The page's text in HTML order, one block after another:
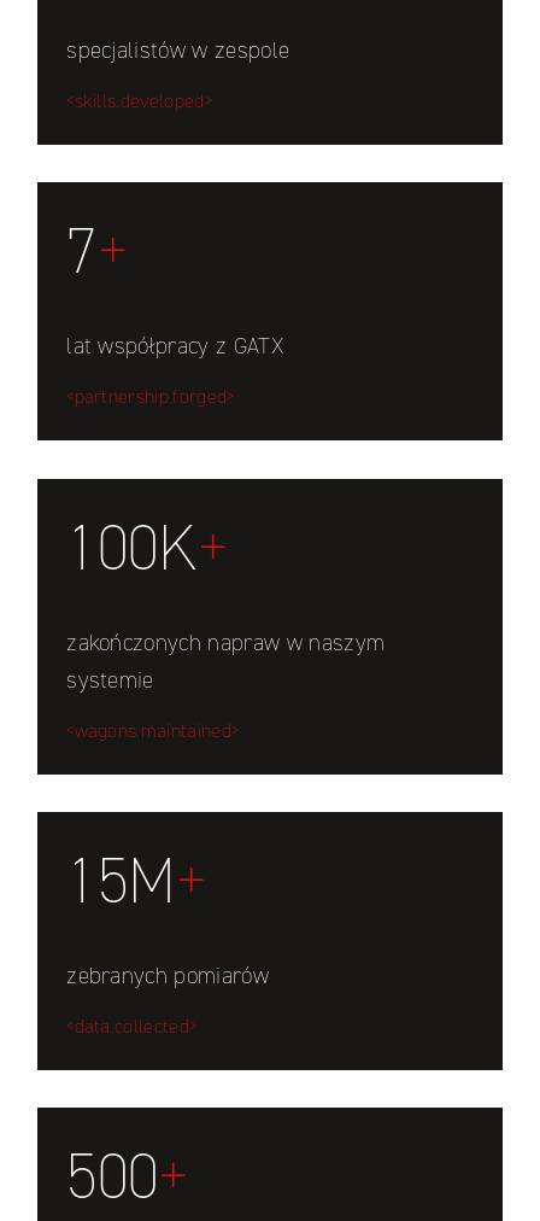
specjalistów w zespole
<skills.developed>
7+
lat współpracy z GATX
<partnership.forged>
100K+
zakończonych napraw w naszym
systemie
<wagons.maintained>
15M+
zebranych pomiarów
<data.collected>
500+